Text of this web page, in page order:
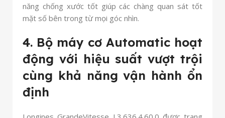
năng chống xước tốt giúp các chàng quan sát tốt
mặt số bên trong từ mọi góc nhìn.
4. Bộ máy cơ Automatic hoạt
động với hiệu suất vượt trội
cùng khả năng vận hành ổn
định